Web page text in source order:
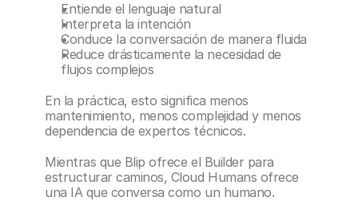
Entiende el lenguaje natural
Interpreta la intención
Conduce la conversación de manera fluida
Reduce drásticamente la necesidad de
flujos complejos
En la práctica, esto significa menos
mantenimiento, menos complejidad y menos
dependencia de expertos técnicos.
Mientras que Blip ofrece el Builder para
estructurar caminos, Cloud Humans ofrece
una IA que conversa como un humano.